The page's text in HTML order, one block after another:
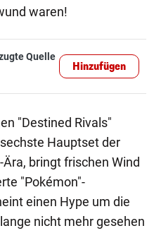
waren!
Quelle
Hinzufügen
"Destined Rivals"
Hauptset der
bringt frischen Wind
"Pokémon"-
einen Hype um die
nicht mehr gesehen